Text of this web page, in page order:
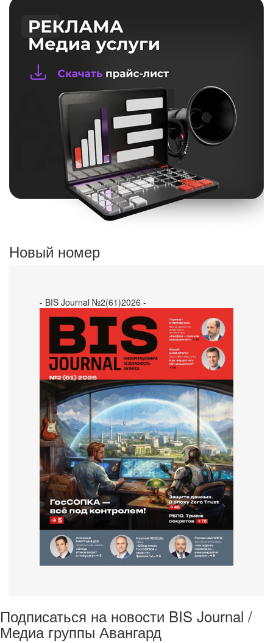
Новый номер
- BIS Journal №2(61)2026 -
Подписаться на новости BIS Journal /
Медиа группы Авангард